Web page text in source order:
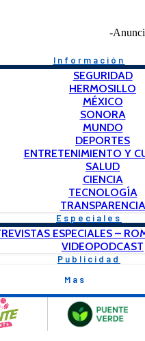
-
Información
SEGURIDAD
HERMOSILLO
MÉXICO
SONORA
MUNDO
DEPORTES
ENTRETENIMIENTO Y
SALUD
CIENCIA
TECNOLOGÍA
TRANSPARENCIA
Especiales
ESPECIALES –
VIDEOPODCAST
Publicidad
Mas